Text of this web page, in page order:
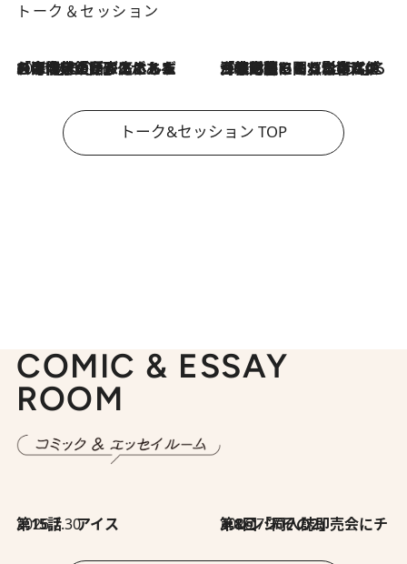
トーク＆セッション
2026.8.3
「今後値上げがあるとすれば…」「リスクがあるのは今年の冬」エネルギー専門家が語る、ホルムズ海峡封鎖が家庭にもたらす“ある心配” 2026.8.3
「住宅建てられない…」「サーチャージ料の高値が続いている」ホルムズ海峡封鎖による影響はいつまで続く？《エネルギー専門家に聞く“どうなる日本の暮らし”》
トーク&セッション TOP
COMIC & ESSAY
ROOM
2026.7.30
第15話 アイス 2026.7.30
第8回「同人誌即売会にチャレンジ その2」